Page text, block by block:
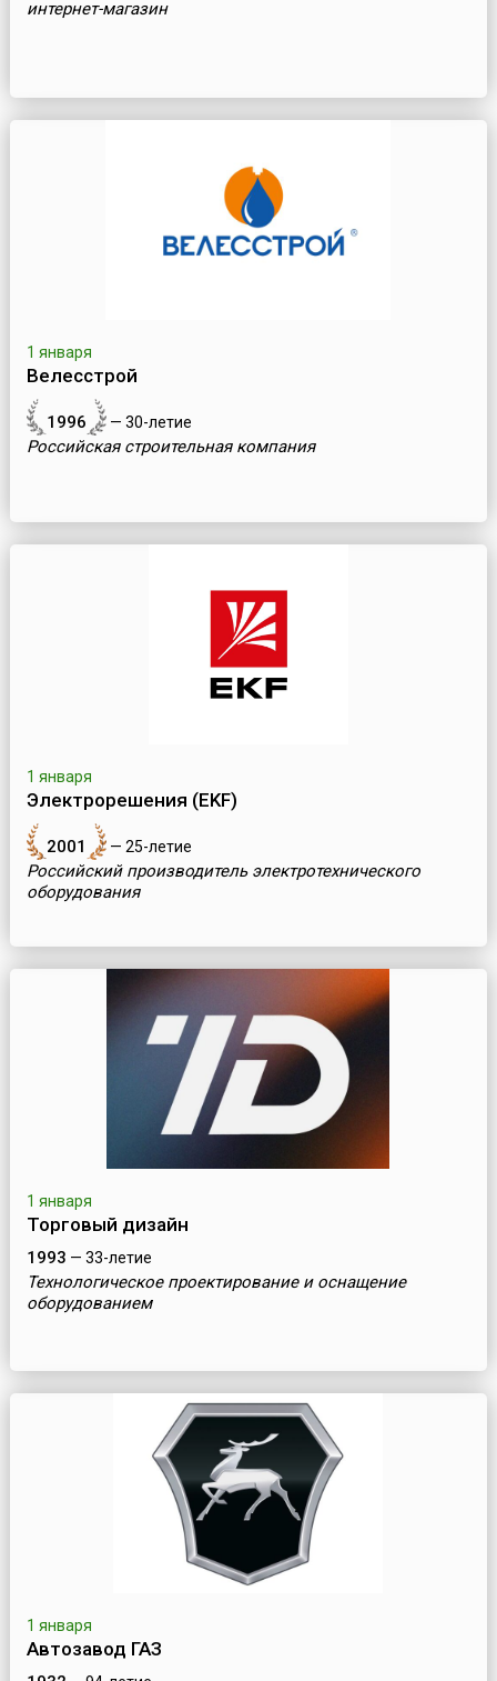
интернет-магазин
1 января
Велесстрой
1996 — 30-летие
Российская строительная компания
1 января
Электрорешения (EKF)
2001 — 25-летие
Российский производитель электротехнического
оборудования
1 января
Торговый дизайн
1993 — 33-летие
Технологическое проектирование и оснащение
оборудованием
1 января
Автозавод ГАЗ